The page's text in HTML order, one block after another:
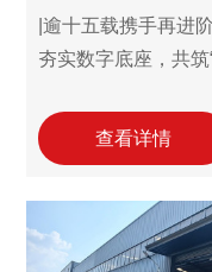
|逾十五载携手再进
夯实数字底座，共
华源电气设备有限责
再度携手利驰软件
约增购利驰D-Hub
智慧标书-发票验真
查看详情